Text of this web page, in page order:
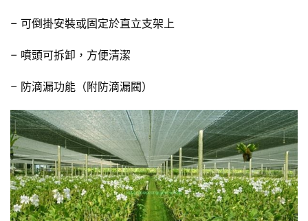
– 可倒掛安裝或固定於直立支架上
– 噴頭可拆卸，方便清潔
– 防滴漏功能（附防滴漏閥）